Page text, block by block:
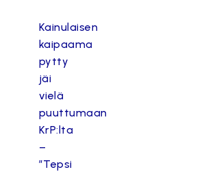
Kainulaisen
kaipaama
pytty
jäi
vielä
puuttumaan
KrP:lta
–
”Tepsi